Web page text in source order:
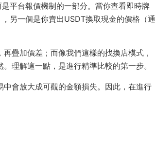
平台報價機制的一部分。當你查看即時牌
另一個是你賣出USDT換取現金的價格（通
疊加價差；而像我們這樣的找換店模式，
理解這一點，是進行精準比較的第一步。
會放大成可觀的金額損失。因此，在進行